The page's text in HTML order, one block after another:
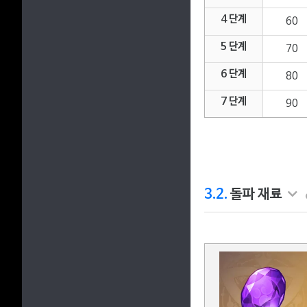
4 단계 60
5 단계 70
6 단계 80
7 단계 90
3.2. 돌파 재료